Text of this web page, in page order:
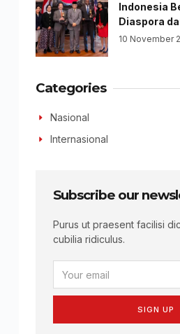
Indonesia
Diaspora
10 November
Categories
Nasional
Internasional
Subscribe our
Purus ut praesent facilisi
cubilia ridiculus.
SIGN UP